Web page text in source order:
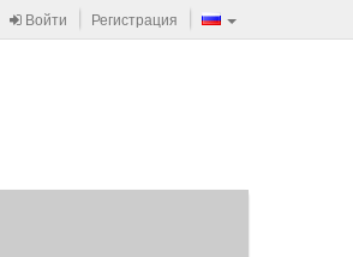
Войти Регистрация